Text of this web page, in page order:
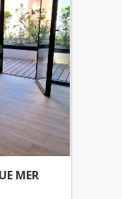
MER